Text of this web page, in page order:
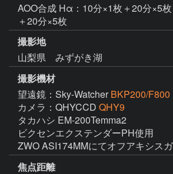
AOO合成 Hα：10分×1枚＋20分×5
＋20分×5枚
撮影地
山梨県 みずがき湖
撮影機材
望遠鏡：Sky-Watcher BKP200/F800
カメラ：QHYCCD QHY9
タカハシ EM-200Temma2
ビクセンエクステンダーPH使用
ZWO ASI174MMにてオフアキシス
焦点距離